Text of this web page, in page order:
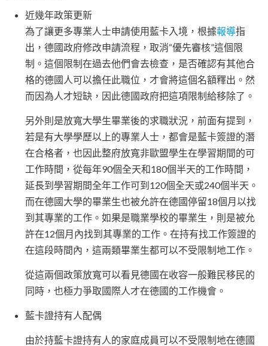
近幾年政策更新
為了讓更多專業人士申請使用藍卡入境，根據報導指
出，德國政府修改申請流程，取消“優先審核”這個限
制。這個限制在過去他們會去檢查，是否確認有其他合
格的德國人可以擔任此職位，才會將這個名額釋出。然
而因為人才短缺，因此德國政府把這項限制給移除了。
另外則是放寬大學生畢業後的求職狀況，前面有提到，
若是有大學學歷以上的專業人士，都會是藍卡簽證的潛
在合格者，也因此整府放寬非歐盟學生在學習期間的可
工作時間，從每年90個全天和180個半天的工作時間，
延長到學習期間全年工作可到120個全天或240個半天。
而在德國大學的畢業生也被允許在德國停留18個月以找
到其專業的工作。如果是職業學校的畢業生，則是被允
許在12個月內找到其專業的工作。在持有找工作簽證的
在這段時間內，這兩類畢業生都可以不受限制地工作。
從這兩個政策放寬可以看見德國在收容一般難民移民的
同時，也極力爭取國際人才在德國的工作機會。
藍卡證持有人配偶
由於持藍卡證持有人的家庭成員可以不受限制地在德國